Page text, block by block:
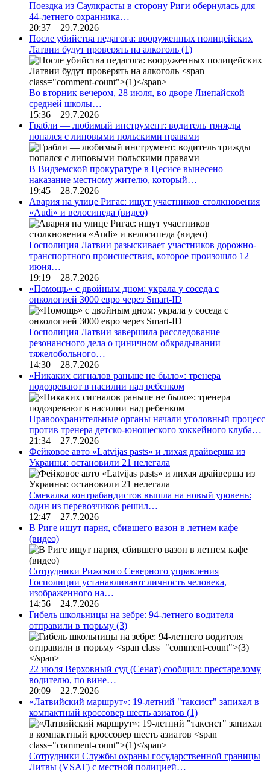
Поездка из Саулкрасты в сторону Риги обернулась для
44-летнего охранника…
20:37 29.7.2026
После убийства педагога: вооруженных полицейских
Латвии будут проверять на алкоголь (1)
Во вторник вечером, 28 июля, во дворе Лиепайской
средней школы…
15:36 29.7.2026
Грабли — любимый инструмент: водитель трижды
попался с липовыми польскими правами
В Видземской прокуратуре в Цесисе вынесено
наказание местному жителю, который…
19:45 28.7.2026
Авария на улице Ригас: ищут участников столкновения
«Audi» и велосипеда (видео)
Госполиция Латвии разыскивает участников дорожно-
транспортного происшествия, которое произошло 12
июня…
19:19 28.7.2026
«Помощь» с двойным дном: украла у соседа с
онкологией 3000 евро через Smart-ID
Госполиция Латвии завершила расследование
резонансного дела о циничном обкрадывании
тяжелобольного…
14:30 28.7.2026
«Никаких сигналов раньше не было»: тренера
подозревают в насилии над ребенком
Правоохранительные органы начали уголовный процесс
против тренера детско-юношеского хоккейного клуба…
21:34 27.7.2026
Фейковое авто «Latvijas pasts» и лихая драйверша из
Украины: остановили 21 нелегала
Смекалка контрабандистов вышла на новый уровень:
один из перевозчиков решил…
12:47 27.7.2026
В Риге ищут парня, сбившего вазон в летнем кафе
(видео)
Сотрудники Рижского Северного управления
Госполиции устанавливают личность человека,
изображенного на…
14:56 24.7.2026
Гибель школьницы на зебре: 94-летнего водителя
отправили в тюрьму (3)
22 июля Верховный суд (Сенат) сообщил: престарелому
водителю, по вине…
20:09 22.7.2026
«Латвийский маршрут»: 19-летний "таксист" запихал в
компактный кроссовер шесть азиатов (1)
Сотрудники Службы охраны государственной границы
Литвы (VSAT) с местной полицией…